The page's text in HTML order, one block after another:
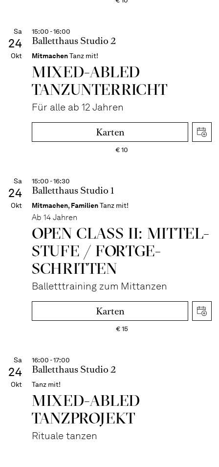
Sa
24
Okt
15:00 - 16:00
Balletthaus Studio 2
MitmachenTanz mit!
MIXED-­ABLED
TANZ­UNTER­RICHT
Für alle ab 12 Jahren
Karten
€10
Sa
24
Okt
15:00 - 16:30
Balletthaus Studio 1
Mitmachen, FamilienTanz mit!
Ab 14 Jahren
OPEN CLASS II: MITTEL­
STUFE / FORT­GE­
SCHRITTEN
Balletttraining zum Mittanzen
Karten
€15
Sa
24
Okt
16:00 - 17:00
Balletthaus Studio 2
Tanz mit!
MIXED-ABLED
TANZPROJEKT
Rituale tanzen